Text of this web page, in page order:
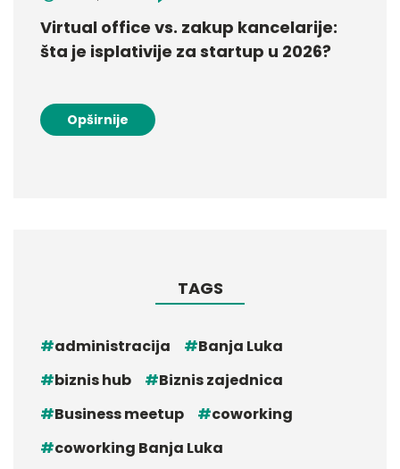
Virtual office vs. zakup kancelarije:
šta je isplativije za startup u 2026?
Opširnije
TAGS
administracija
Banja Luka
biznis hub
Biznis zajednica
Business meetup
coworking
coworking Banja Luka